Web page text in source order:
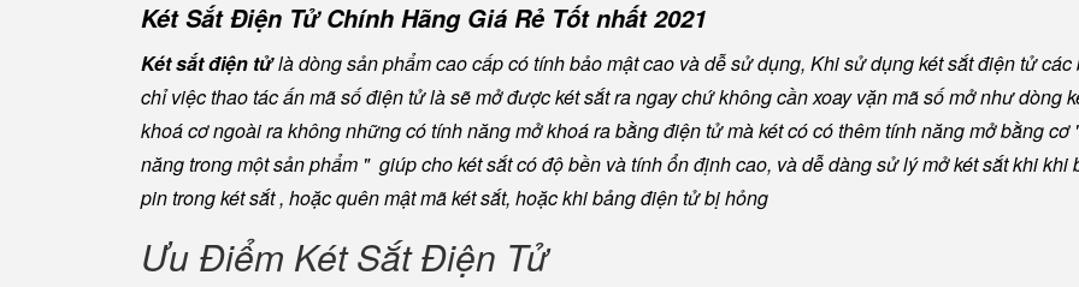
Két Sắt Điện Tử Chính Hãng Giá Rẻ Tốt nhất 2021
Két sắt điện tửlà dòng sản phẩm cao cấp có tính bảo mật cao và dễ sử dụng, Khi sử dụng két sắt điện tử các
chỉ việc thao tác ấn mã số điện tử là sẽ mở được két sắt ra ngay chứ không cần xoay vặn mã số mở như dòng
khoá cơ ngoài ra không những có tính năng mở khoá ra bằng điện tử mà két có có thêm tính năng mở bằng cơ
năng trong một sản phẩm " giúp cho két sắt có độ bền và tính ổn định cao, và dễ dàng sử lý mở két sắt khi khi
pin trong két sắt , hoặc quên mật mã két sắt, hoặc khi bảng điện tử bị hỏng
Ưu Điểm Két Sắt Điện Tử